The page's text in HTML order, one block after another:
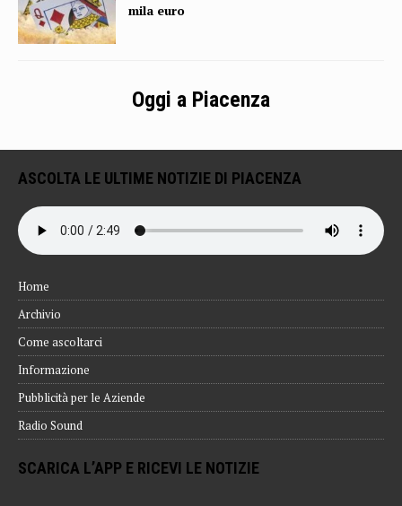
mila euro
Oggi a Piacenza
ASCOLTA LE ULTIME NOTIZIE DI PIACENZA
Home
Archivio
Come ascoltarci
Informazione
Pubblicità per le Aziende
Radio Sound
SCARICA L’APP E RICEVI LE NOTIZIE